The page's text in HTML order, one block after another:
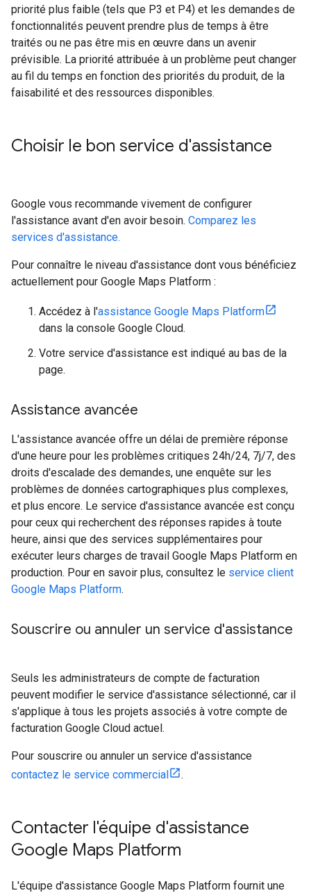
priorité plus faible (tels que P3 et P4) et les demandes de
fonctionnalités peuvent prendre plus de temps à être
traités ou ne pas être mis en œuvre dans un avenir
prévisible. La priorité attribuée à un problème peut changer
au fil du temps en fonction des priorités du produit, de la
faisabilité et des ressources disponibles.
Choisir le bon service d'assistance
Google vous recommande vivement de configurer
l'assistance avant d'en avoir besoin. Comparez les
services d'assistance.
Pour connaître le niveau d'assistance dont vous bénéficiez
actuellement pour Google Maps Platform :
Accédez à l'assistance Google Maps Platform
dans la console Google Cloud.
Votre service d'assistance est indiqué au bas de la
page.
Assistance avancée
L'assistance avancée offre un délai de première réponse
d'une heure pour les problèmes critiques 24h/24, 7j/7, des
droits d'escalade des demandes, une enquête sur les
problèmes de données cartographiques plus complexes,
et plus encore. Le service d'assistance avancée est conçu
pour ceux qui recherchent des réponses rapides à toute
heure, ainsi que des services supplémentaires pour
exécuter leurs charges de travail Google Maps Platform en
production. Pour en savoir plus, consultez le service client
Google Maps Platform.
Souscrire ou annuler un service d'assistance
Seuls les administrateurs de compte de facturation
peuvent modifier le service d'assistance sélectionné, car il
s'applique à tous les projets associés à votre compte de
facturation Google Cloud actuel.
Pour souscrire ou annuler un service d'assistance
contactez le service commercial
.
Contacter l'équipe d'assistance
Google Maps Platform
L'équipe d'assistance Google Maps Platform fournit une